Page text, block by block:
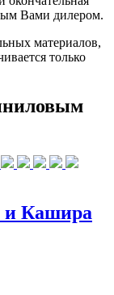
Вами дилером.
материалов,
только
и Кашира